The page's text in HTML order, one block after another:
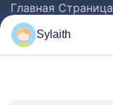
Главная Страница
Продукция
Ролики
Sylaith